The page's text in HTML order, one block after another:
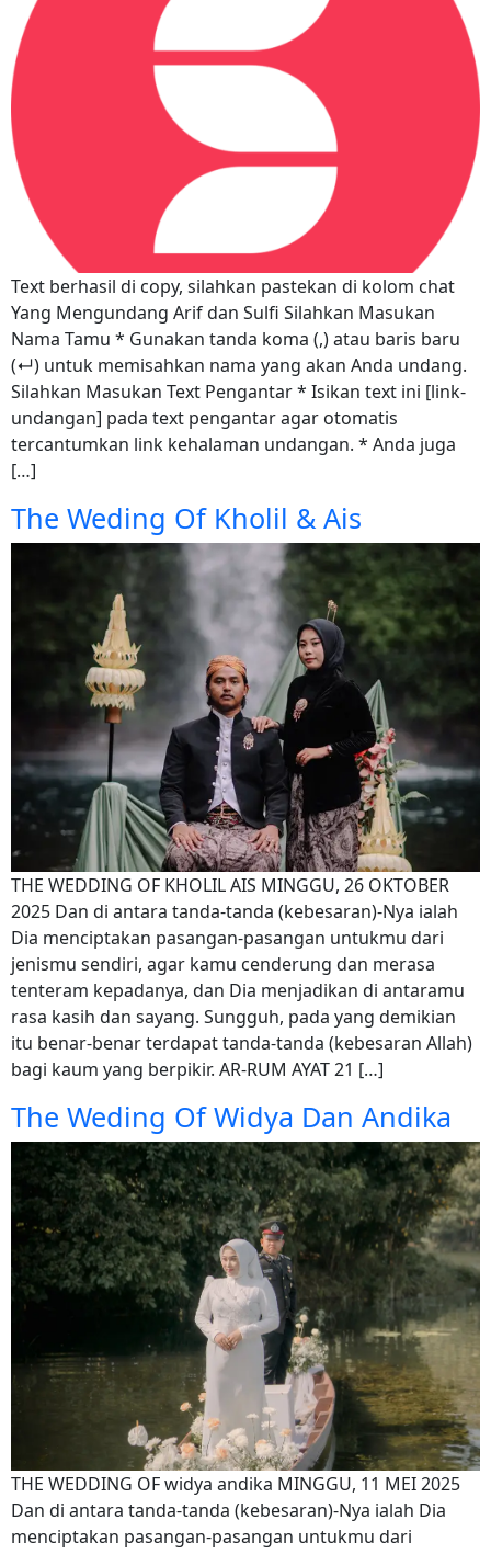
Text berhasil di copy, silahkan pastekan di kolom chat
Yang Mengundang Arif dan Sulfi Silahkan Masukan
Nama Tamu * Gunakan tanda koma (,) atau baris baru
(↵) untuk memisahkan nama yang akan Anda undang.
Silahkan Masukan Text Pengantar * Isikan text ini [link-
undangan] pada text pengantar agar otomatis
tercantumkan link kehalaman undangan. * Anda juga
[…]
The Weding Of Kholil & Ais
THE WEDDING OF KHOLIL AIS MINGGU, 26 OKTOBER
2025 Dan di antara tanda-tanda (kebesaran)-Nya ialah
Dia menciptakan pasangan-pasangan untukmu dari
jenismu sendiri, agar kamu cenderung dan merasa
tenteram kepadanya, dan Dia menjadikan di antaramu
rasa kasih dan sayang. Sungguh, pada yang demikian
itu benar-benar terdapat tanda-tanda (kebesaran Allah)
bagi kaum yang berpikir. AR-RUM AYAT 21 […]
The Weding Of Widya Dan Andika
THE WEDDING OF widya andika MINGGU, 11 MEI 2025
Dan di antara tanda-tanda (kebesaran)-Nya ialah Dia
menciptakan pasangan-pasangan untukmu dari